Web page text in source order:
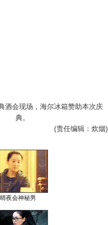
会现场，海尔冰箱赞助本次庆
典。
(责任编辑：炊烟)
夜会神秘男